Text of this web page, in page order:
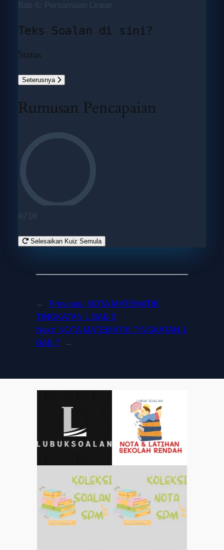
Bab 6: Persamaan Linear
Teks Soalan di sini?
Status
Seterusnya
Rumusan Pencapaian
0/10
Selesaikan Kuiz Semula
← Previous: NOTA MATEMATIK
TINGKATAN 1 BAB 5
Next: NOTA MATEMATIK TINGKATAN 1
BAB 7
→